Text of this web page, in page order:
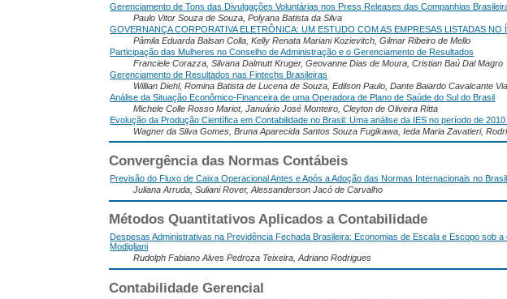
Gerenciamento de Tons das Divulgações Voluntárias nos Press Releases das Companhias
Paulo Vitor Souza de Souza, Polyana Batista da Silva
GOVERNANÇA CORPORATIVA ELETRÔNICA: UM ESTUDO COM AS EMPRESAS LISTADAS NO
Pâmila Eduarda Balsan Colla, Kelly Renata Mariani Kozievitch, Gilmar Ribeiro de Mello
Participação das Mulheres no Conselho de Administração e o Gerenciamento de Resultados
Franciele Corazza, Silvana Dalmutt Kruger, Geovanne Dias de Moura, Cristian Baú Dal Magro
Gerenciamento de Resultados nas Fintechs Brasileiras
Willian Diehl, Romina Batista de Lucena de Souza, Edilson Paulo, Dante Baiardo Cavalcante
Análise da Situação Econômico-Financeira de uma Operadora de Plano de Saúde do Sul do Brasil
Michele Colle Rosso Mariot, Januário José Monteiro, Cleyton de Oliveira Ritta
Evolução da Produção Científica em Contabilidade no Brasil: Uma análise da IES no período de
Wagner da Silva Gomes, Bruna Aparecida Santos Souza Fugikawa, Ieda Maria Zavatieri,
Convergência das Normas Contábeis
Previsão do Fluxo de Caixa Operacional Antes e Após a Adoção das Normas Internacionais no Brasil
Juliana Arruda, Suliani Rover, Alessanderson Jacó de Carvalho
Métodos Quantitativos Aplicados a Contabilidade
Despesas Administrativas na Previdência Fechada Brasileira: Economias de Escala e Escopo sob a
Modigliani
Rudolph Fabiano Alves Pedroza Teixeira, Adriano Rodrigues
Contabilidade Gerencial